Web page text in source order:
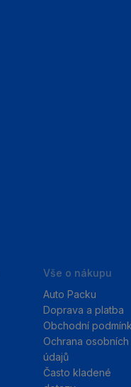
Vše o nákupu
Auto Packu
Doprava a platba
Obchodní
Ochrana osobních
údajů
Často kladené